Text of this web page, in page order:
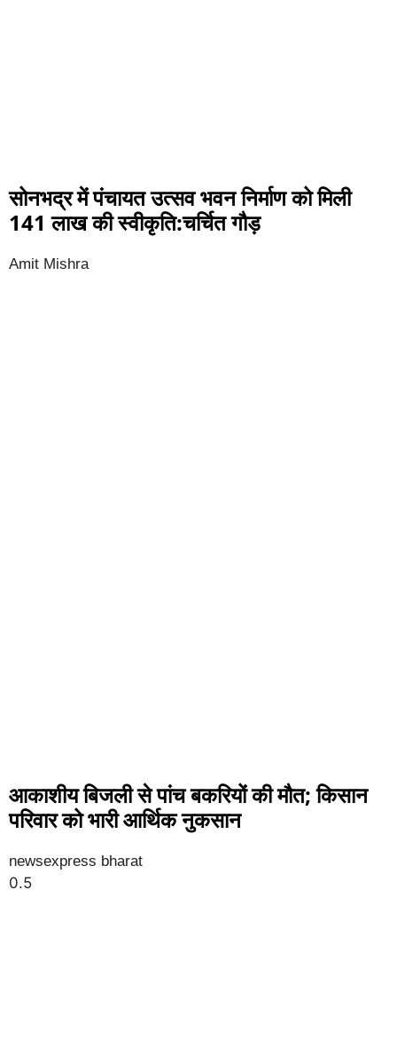
सोनभद्र में पंचायत उत्सव भवन निर्माण को मिली
141 लाख की स्वीकृति:चर्चित गौड़
Amit Mishra
आकाशीय बिजली से पांच बकरियों की मौत; किसान
परिवार को भारी आर्थिक नुकसान
newsexpress bharat